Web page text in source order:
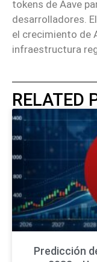
tokens de Aave
desarrolladores.
el crecimiento de
infraestructura
RELATED
Predicción